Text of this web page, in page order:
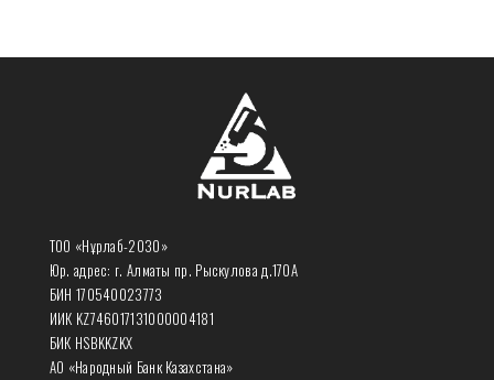
ТОО «Нұрлаб-2030»
Юр. адрес: г. Алматы пр. Рыскулова д.170А
БИН 170540023773
ИИК KZ746017131000004181
БИК HSBKKZKX
АО «Народный Банк Казахстана»